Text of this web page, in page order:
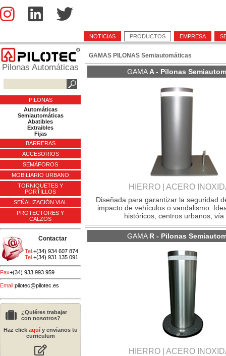
NOTICIAS PRODUCTOS EMPRESA
Pilonas Automáticas
PILONAS
Automáticas
Semiautomáticas
Abatibles
Extraibles
Fijas
BARRERAS
ACCESORIOS
SEMÁFOROS
MOBILIARIO URBANO
TORNIQUETES Y
PORTILLOS
SEÑALIZACIÓN VIAL
PROTECTORES Y
CALZOS
Contactar
Tel. +(34) 934 607 874
Tel. +(34) 931 135 091
Fax+(34) 933 993 959
Email:pilotec@pilotec.es
¿Quiéres trabajar
con nosotros?
Haz click aquíy envíanos tu
curriculum
GAMAS PILONAS Semiautomáticas
GAMA A - Pilonas
HIERRO | ACERO
Diseñada para garantizar la seguridad
impacto de vehículos o vandalismo.
históricos, centros urbanos, vía
GAMA R - Pilonas
HIERRO | ACERO